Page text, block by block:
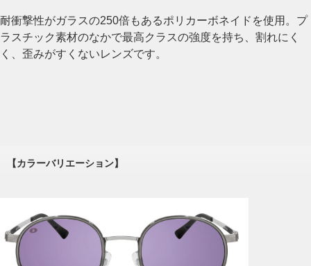
耐衝撃性がガラスの250倍もあるポリカーボネイドを使用。プ
ラスチック素材のなかで最高クラスの強度を持ち、割れにく
く、歪みがすくないレンズです。
【カラーバリエーション】